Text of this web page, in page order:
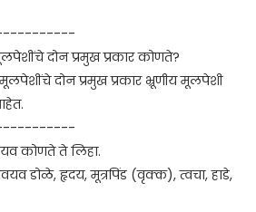
दोन प्रमुख प्रकार कोणते?
मूलपेशींचे दोन प्रमुख प्रकार भ्रूणीय मूलपेशी
कोणते ते लिहा.
डोळे, हृदय, मूत्रपिंड (वृक्क), त्वचा, हाडे,